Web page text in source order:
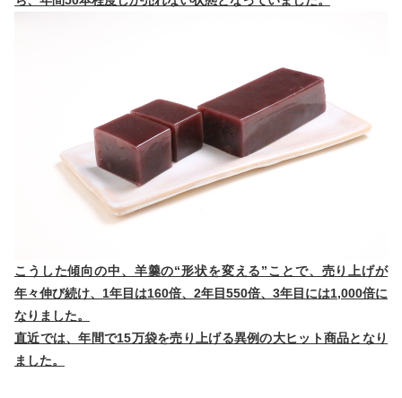
こうした傾向の中、羊羹の“形状を変える”ことで、売り上げが
年々伸び続け、1年目は160倍、2年目550倍、3年目には1,000倍に
なりました。
直近では、年間で15万袋を売り上げる異例の大ヒット商品となり
ました。